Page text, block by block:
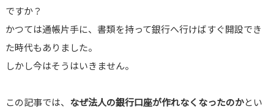
ですか？
かつては通帳片手に、書類を持って銀行へ行けばすぐ開設でき
た時代もありました。
しかし今はそうはいきません。
この記事では、 なぜ法人の銀行口座が作れなくなったのかとい